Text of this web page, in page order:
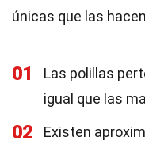
únicas que las
01
Las polillas
igual que las
02
Existen